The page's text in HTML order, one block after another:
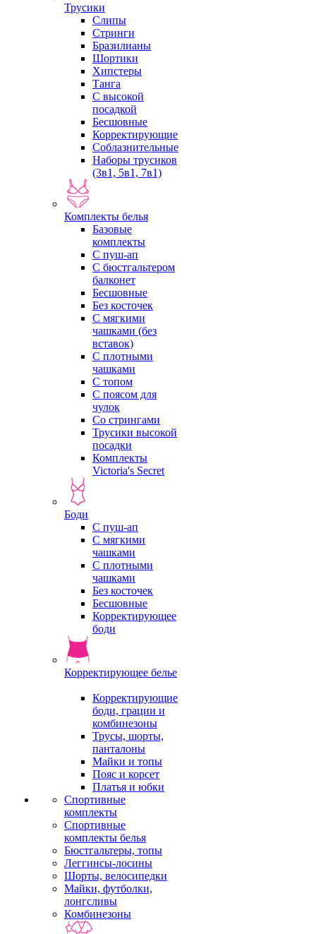
Трусики
Слипы
Стринги
Бразилианы
Шортики
Хипстеры
Танга
С высокой
посадкой
Бесшовные
Корректирующие
Соблазнительные
Наборы трусиков
(3в1, 5в1, 7в1)
Комплекты белья
Базовые
комплекты
С пуш-ап
С бюстгальтером
балконет
Бесшовные
Без косточек
С мягкими
чашками (без
вставок)
С плотными
чашками
С топом
С поясом для
чулок
Со стрингами
Трусики высокой
посадки
Комплекты
Victoria's Secret
Боди
С пуш-ап
С мягкими
чашками
С плотными
чашками
Без косточек
Бесшовные
Корректирующее
боди
Корректирующее белье
Корректирующие
боди, грации и
комбинезоны
Трусы, шорты,
панталоны
Майки и топы
Пояс и корсет
Платья и юбки
Спортивные
комплекты
Спортивные
комплекты белья
Бюстгальтеры, топы
Леггинсы-лосины
Шорты, велосипедки
Майки, футболки,
лонгсливы
Комбинезоны